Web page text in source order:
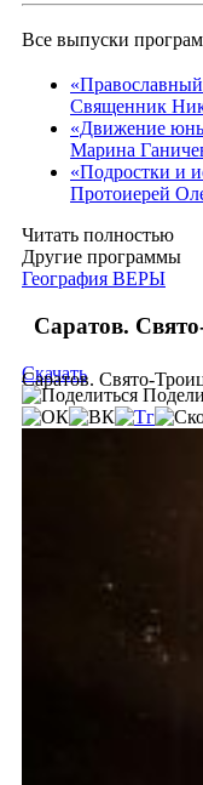
Все выпуски
Священник
«Движение
Марина
«Подростки и
Протоиерей
Читать полностью
Другие программы
География ВЕРЫ
Саратов.
Саратов. Свято-
Скачать